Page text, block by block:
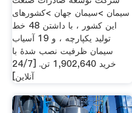
سیمان >سیمان جهان >کشورهای
این کشور ، با داشتن 48 خط
تولید یکپارچه ، و 19 آسیاب
سیمان ظرفیت نصب شدۀ با
خرید 1,902,640 تن. [24/7
آنلاین]